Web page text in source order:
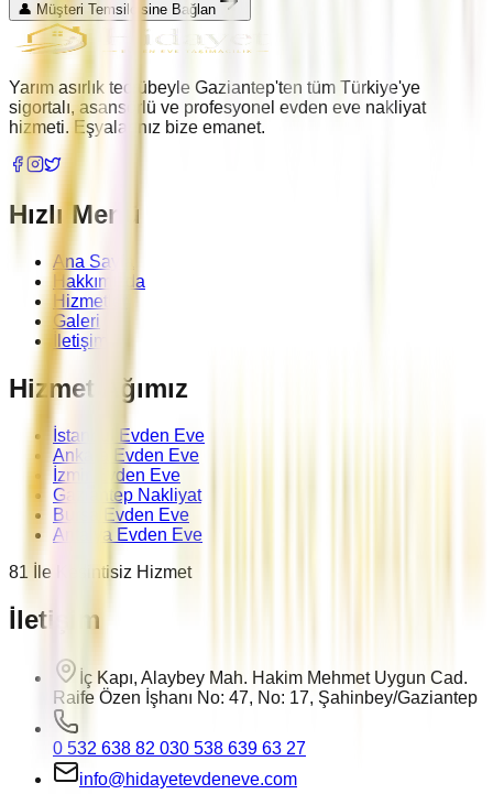
👤 Müşteri Temsilcisine Bağlan
Yarım asırlık tecrübeyle Gaziantep'ten tüm Türkiye'ye
sigortalı, asansörlü ve profesyonel evden eve nakliyat
hizmeti. Eşyalarınız bize emanet.
Hızlı Menü
Ana Sayfa
Hakkımızda
Hizmetler
Galeri
İletişim
Hizmet Ağımız
İstanbul Evden Eve
Ankara Evden Eve
İzmir Evden Eve
Gaziantep Nakliyat
Bursa Evden Eve
Antalya Evden Eve
81 İle Kesintisiz Hizmet
İletişim
İç Kapı, Alaybey Mah. Hakim Mehmet Uygun Cad.
Raife Özen İşhanı No: 47, No: 17, Şahinbey/Gaziantep
0 532 638 82 030 538 639 63 27
info@hidayetevdeneve.com